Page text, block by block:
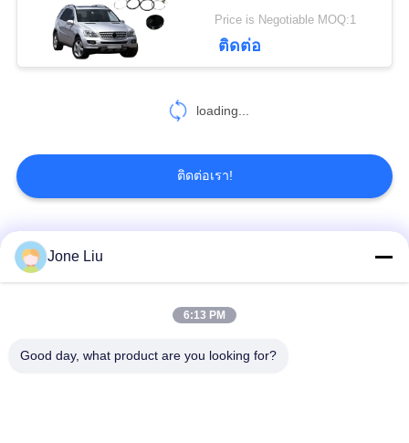
ชุดคอมเพรสเซอร์
แอร์ระงับ
119
ชุดซ่อมระบบกัน
สะเทือนของอากาศ
402
ML - Class GL - Class
Price is Negotiable MOQ:1
ติดต่อ
loading...
ติดต่อเรา!
หมวดหมู่ยอดนิยม
สปริงแอร์
Mercedes-Benz Air
BMW ชิ้นส่วนช่วงล่าง
Jone Liu
6:13 PM
Good day, what product are you looking for?